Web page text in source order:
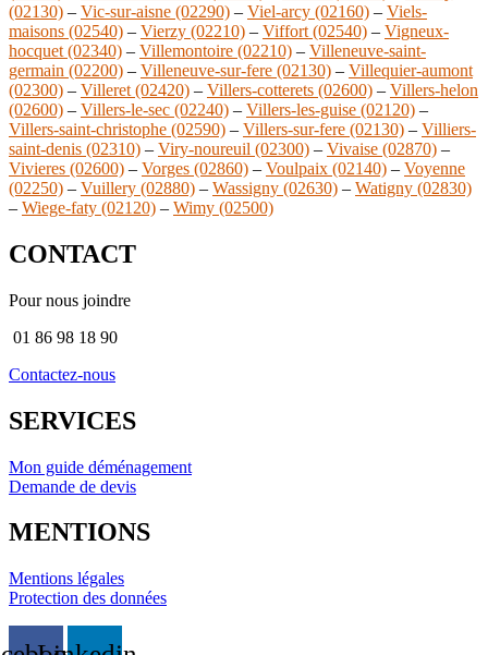
(02130) – Vic-sur-aisne (02290) – Viel-arcy (02160) – Viels-
maisons (02540) – Vierzy (02210) – Viffort (02540) – Vigneux-
hocquet (02340) – Villemontoire (02210) – Villeneuve-saint-
germain (02200) – Villeneuve-sur-fere (02130) – Villequier-aumont
(02300) – Villeret (02420) – Villers-cotterets (02600) – Villers-helon
(02600) – Villers-le-sec (02240) – Villers-les-guise (02120) –
Villers-saint-christophe (02590) – Villers-sur-fere (02130) – Villiers-
saint-denis (02310) – Viry-noureuil (02300) – Vivaise (02870) –
Vivieres (02600) – Vorges (02860) – Voulpaix (02140) – Voyenne
(02250) – Vuillery (02880) – Wassigny (02630) – Watigny (02830)
– Wiege-faty (02120) – Wimy (02500)
CONTACT
Pour nous joindre
01 86 98 18 90
Contactez-nous
SERVICES
Mon guide déménagement
Demande de devis
MENTIONS
Mentions légales
Protection des données